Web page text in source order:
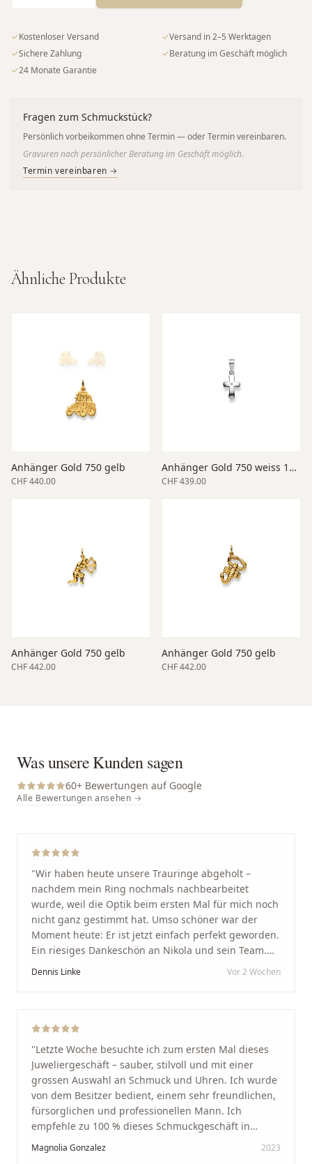
✓Kostenloser Versand ✓Versand in 2–5 Werktagen
✓Sichere Zahlung ✓Beratung im Geschäft möglich
✓24 Monate Garantie
Fragen zum Schmuckstück?
Persönlich vorbeikommen ohne Termin — oder Termin vereinbaren.
Gravuren nach persönlicher Beratung im Geschäft möglich.
Termin vereinbaren →
Ähnliche Produkte
Anhänger Gold 750 gelb
CHF 440.00
Anhänger Gold 750 weiss 12 x 9 mm
CHF 439.00
Anhänger Gold 750 gelb
CHF 442.00
Anhänger Gold 750 gelb
CHF 442.00
Was unsere Kunden sagen
60+ Bewertungen auf Google
Alle Bewertungen ansehen →
"Wir haben heute unsere Trauringe abgeholt –
nachdem mein Ring nochmals nachbearbeitet
wurde, weil die Optik beim ersten Mal für mich noch
nicht ganz gestimmt hat. Umso schöner war der
Moment heute: Er ist jetzt einfach perfekt geworden.
Ein riesiges Dankeschön an Nikola und sein Team.
Vom ersten Termin an wurden wir jedes Mal
Arbeit und seine Kunden wirklich am Herzen liegen.
Service und echte Herzlichkeit schätzt, ist hier genau
richtig."
Dennis Linke Vor 2 Wochen
"Letzte Woche besuchte ich zum ersten Mal dieses
Juweliergeschäft – sauber, stilvoll und mit einer
grossen Auswahl an Schmuck und Uhren. Ich wurde
von dem Besitzer bedient, einem sehr freundlichen,
fürsorglichen und professionellen Mann. Ich
empfehle zu 100 % dieses Schmuckgeschäft in
Schaffhausen. Ich selbst war sehr zufrieden und
glücklich mit der Behandlung. Ich danke Ihnen – ich
Magnolia Gonzalez 2023